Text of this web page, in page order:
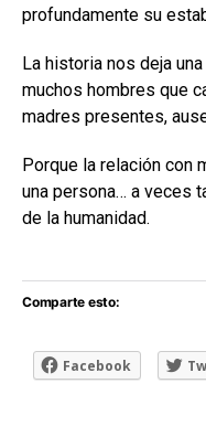
profundamente su
La historia nos deja
muchos hombres que
madres presentes,
Porque la relación con
una persona… a veces
de la humanidad.
Comparte esto:
Facebook